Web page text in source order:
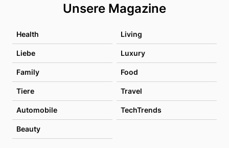
Unsere Magazine
Health Living
Liebe Luxury
Family Food
Tiere Travel
Automobile TechTrends
Beauty